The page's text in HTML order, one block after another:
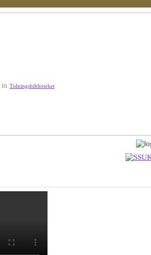
in Tidningsbiblioteket